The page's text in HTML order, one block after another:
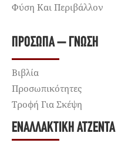
Φύση Και Περιβάλλον
ΠΡΌΣΩΠΑ – ΓΝΏΣΗ
Βιβλία
Προσωπικότητες
Τροφή Για Σκέψη
ΕΝΑΛΛΑΚΤΙΚΉ ΑΤΖΈΝΤΑ